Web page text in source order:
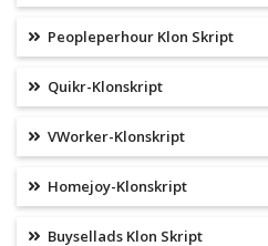
Peopleperhour Klon Skript
Quikr-Klonskript
VWorker-Klonskript
Homejoy-Klonskript
Buysellads Klon Skript